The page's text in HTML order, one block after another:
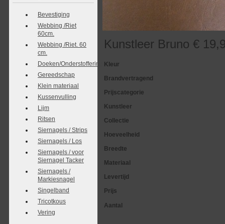
Bevestiging
Webbing /Riet
60cm.
Webbing /Riet. 60
cm.
Doeken/Onderstoffering
Gereedschap
Klein materiaal
Kussenvulling
Lijm
Ritsen
Siernagels / Strips
Siernagels / Los
Siernagels / voor
Siernagel Tacker
Siernagels /
Markiesnagel
Singelband
Tricotkous
Vering
Kunstleer Bruno €
Kleur
Brandvertragend
Prijscategorie
Kunstleer
Collectie
Hoeveelheid
Breedte
Materiaal
Levertijd
Prijs
Aantal